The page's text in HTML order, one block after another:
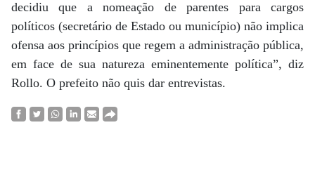
decidiu que a nomeação de parentes para cargos
políticos (secretário de Estado ou município) não implica
ofensa aos princípios que regem a administração pública,
em face de sua natureza eminentemente política”, diz
Rollo. O prefeito não quis dar entrevistas.